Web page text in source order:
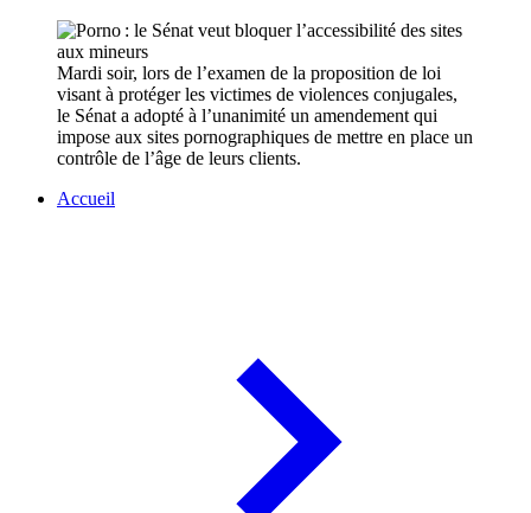
Mardi soir, lors de l’examen de la proposition de loi
visant à protéger les victimes de violences conjugales,
le Sénat a adopté à l’unanimité un amendement qui
impose aux sites pornographiques de mettre en place un
contrôle de l’âge de leurs clients.
Accueil